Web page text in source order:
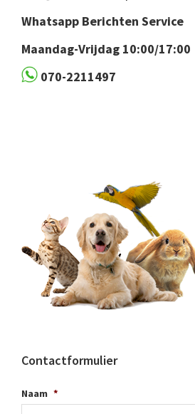
Whatsapp Berichten Service
Maandag-Vrijdag 10:00/17:00
070-2211497
Contactformulier
Naam *